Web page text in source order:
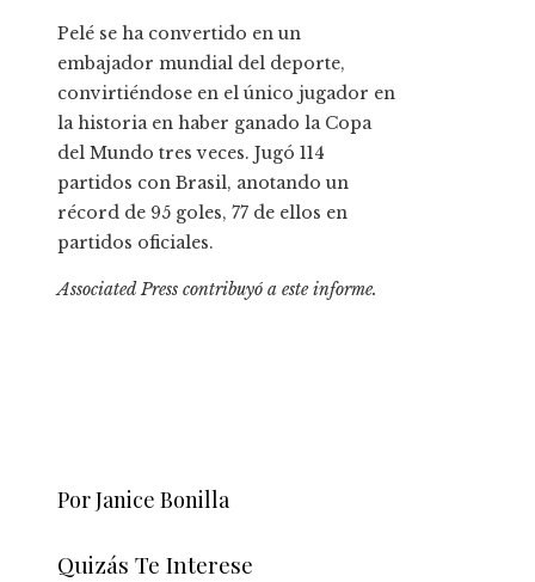
Pelé se ha convertido en un
embajador mundial del deporte,
convirtiéndose en el único jugador en
la historia en haber ganado la Copa
del Mundo tres veces. Jugó 114
partidos con Brasil, anotando un
récord de 95 goles, 77 de ellos en
partidos oficiales.
Associated Press contribuyó a este informe.
Por Janice Bonilla
Quizás Te Interese